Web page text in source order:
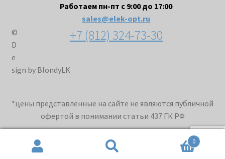
Работаем пн-пт с 9:00 до 17:00
sales@elek-opt.ru
+7 (812) 324-73-30
©
D
e
sign by BlondyLK
0
*цены представленные на сайте не являются публичной
офертой в понимании статьи 437 ГК РФ